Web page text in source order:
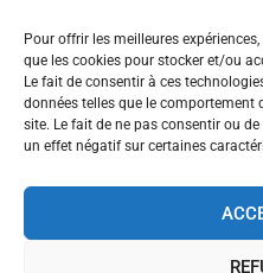
Pour offrir les meilleures
que les cookies pour stocker et/ou
Le fait de consentir à ces
données telles que le comportement
site. Le fait de ne pas consentir ou
un effet négatif sur certaines
TOUTES LES ACTUS